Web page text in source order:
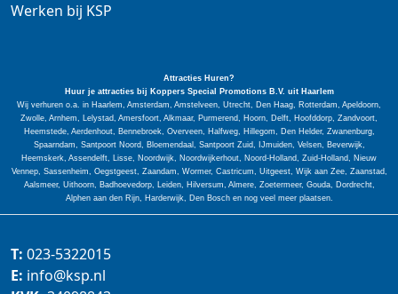
Werken bij KSP
Attracties Huren?
Huur je attracties bij Koppers Special
PromotionsB.V. uit Haarlem
Wij verhuren o.a. in Haarlem, Amsterdam, Amstelveen, Utrecht, Den Haag, Rotterdam, Apeldoorn,
Zwolle, Arnhem, Lelystad, Amersfoort, Alkmaar, Purmerend, Hoorn, Delft, Hoofddorp, Zandvoort,
Heemstede, Aerdenhout, Bennebroek, Overveen, Halfweg, Hillegom, Den Helder, Zwanenburg,
Spaarndam, Santpoort Noord, Bloemendaal, Santpoort Zuid, IJmuiden, Velsen, Beverwijk,
Heemskerk, Assendelft, Lisse, Noordwijk, Noordwijkerhout, Noord-Holland, Zuid-Holland, Nieuw
Vennep, Sassenheim, Oegstgeest, Zaandam, Wormer, Castricum, Uitgeest, Wijk aan Zee, Zaanstad,
Aalsmeer, Uithoorn, Badhoevedorp, Leiden, Hilversum, Almere, Zoetermeer, Gouda, Dordrecht,
Alphen aan den Rijn, Harderwijk, Den Bosch en nog veel meer plaatsen.
T: 023-5322015
E: info@ksp.nl